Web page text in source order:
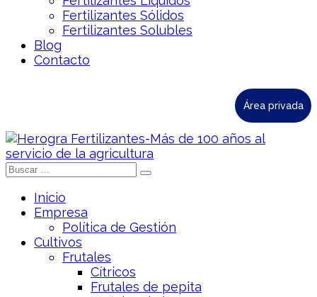
Fertilizantes Sólidos
Fertilizantes Solubles
Blog
Contacto
Área privada
Inicio
Empresa
Política de Gestión
Cultivos
Frutales
Cítricos
Frutales de pepita